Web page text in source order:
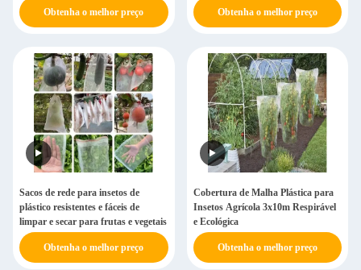
Obtenha o melhor preço Obtenha o melhor preço
Sacos de rede para insetos de
plástico resistentes e fáceis de
limpar e secar para frutas e vegetais
Obtenha o melhor preço
Cobertura de Malha Plástica para
Insetos Agrícola 3x10m Respirável
e Ecológica
Obtenha o melhor preço